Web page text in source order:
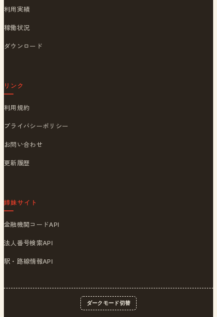
利用実績
稼働状況
ダウンロード
リンク
利用規約
プライバシーポリシー
お問い合わせ
更新履歴
姉妹サイト
金融機関コードAPI
法人番号検索API
駅・路線情報API
ダークモード切替